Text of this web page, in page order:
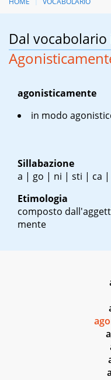
Dal
agonisticamente
in modo
Sillabazione
a | go | ni | sti | ca
Etimologia
composto
mente